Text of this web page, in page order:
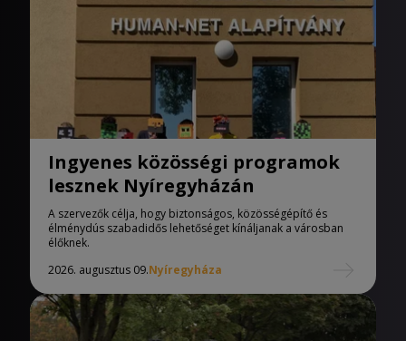
Ingyenes közösségi programok
lesznek Nyíregyházán
A szervezők célja, hogy biztonságos, közösségépítő és
élménydús szabadidős lehetőséget kínáljanak a városban
élőknek.
2026. augusztus 09.Nyíregyháza